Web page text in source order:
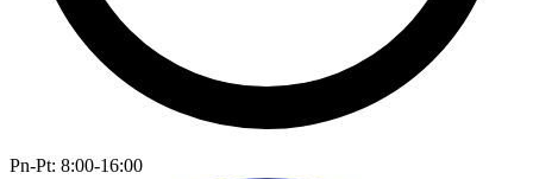
Pn-Pt: 8:00-16:00